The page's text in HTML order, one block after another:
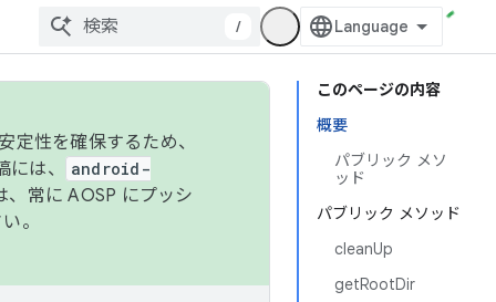
/
このページの内容
概要
パブリック メソ
ッド
パブリック メソッド
cleanUp
getRootDir
性を確保するため、
は、
android-
常に AOSP にプッシ
。